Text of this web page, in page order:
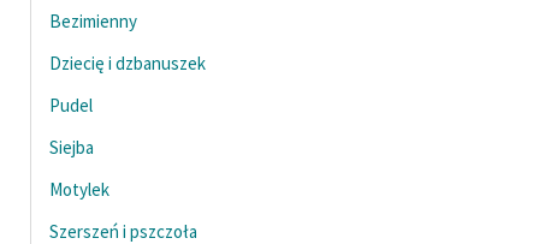
Zespół
Zasady wykorzystania
Bezimienny
Dziecię i dzbanuszek
Pudel
Siejba
Motylek
Szerszeń i pszczoła